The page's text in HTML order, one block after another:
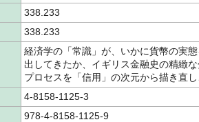
338.233
338.233
経済学の「常識」が、いかに貨幣の実
出してきたか、イギリス金融史の精緻
プロセスを「信用」の次元から描き直
4-8158-1125-3
978-4-8158-1125-9